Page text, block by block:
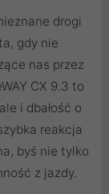
drogi
gdy nie
nas przez
CX 9.3 to
i dbałość o
reakcja
byś nie tylko
z jazdy.